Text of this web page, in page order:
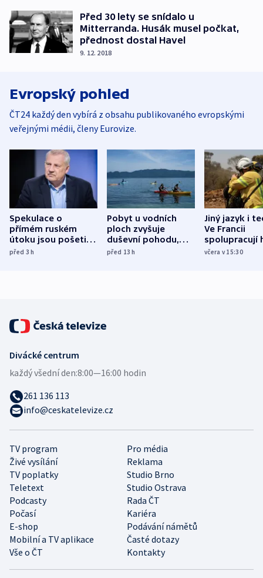
Před 30 lety se snídalo u
Mitterranda. Husák musel počkat,
přednost dostal Havel
9. 12. 2018
Evropský pohled
ČT24 každý den vybírá z obsahu publikovaného evropskými
veřejnými médii, členy Eurovize.
Spekulace o
přímém ruském
útoku jsou pošetilé,
míní estonský
před 3h
Pobyt u vodních
ploch zvyšuje
duševní pohodu,
ukázala
před 13h
Jiný jazyk i
Ve Francii
spolupracují
různých zemí
včera v 15:30
TV program
Pro média
Živé vysílání
Reklama
TV poplatky
Studio Brno
Teletext
Studio Ostrava
Podcasty
Rada ČT
Počasí
Kariéra
E-shop
Podávání námětů
Mobilní a TV aplikace
Časté dotazy
Vše o ČT
Kontakty
Divácké centrum
každý všední den:8:00—16:00 hodin
261 136 113
info@ceskatelevize.cz